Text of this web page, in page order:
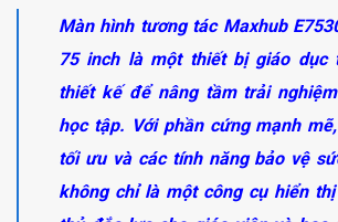
Màn hình tương tác Maxhub
75 inch là một thiết bị giáo dục
thiết kế để nâng tầm trải
học tập. Với phần cứng mạnh
tối ưu và các tính năng bảo vệ
không chỉ là một công cụ hiển